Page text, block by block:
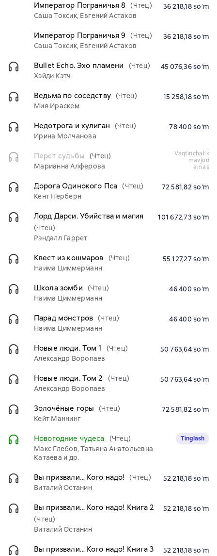
Император Пограничья 8
(Чтец)
Саша Токсик, Евгений Астахов
36 218,18 soʻm
Император Пограничья 9
(Чтец)
Саша Токсик, Евгений Астахов
36 218,18 soʻm
Bullet Echo. Эхо пламени
(Чтец)
Хэйди Кэтч
45 076,36 soʻm
Ведьма по соседству (Чтец)
Мия Ираскем
15 258,18 soʻm
Недотрога и хулиган
(Чтец)
Ирина Молчанова
78 400 soʻm
Перст судьбы
(Чтец)
Марианна Алферова
vaqtinchalik
mavjud
emas
Дорога Одинокого Пса (Чтец)
Кент Нерберн
72 581,82 soʻm
Лорд Дарси. Убийства и магия
(Чтец)
Рэндалл Гаррет
101 672,73 soʻm
Квест из кошмаров
(Чтец)
Наима Циммерманн
55 127,27 soʻm
Школа зомби
(Чтец)
Наима Циммерманн
46 400 soʻm
Парад монстров (Чтец)
Наима Циммерманн
46 400 soʻm
Новые люди. Том 1
(Чтец)
Александр Воропаев
50 763,64 soʻm
Новые люди. Том 2
(Чтец)
Александр Воропаев
50 763,64 soʻm
Золочёные горы
(Чтец)
Кейт Маннинг
72 581,82 soʻm
Новогодние чудеса
(Чтец)
Макс Глебов, Татьяна Анатольевна
Катаева и др.
Tinglash
Вы призвали… Кого надо!
(Чтец)
Виталий Останин
52 218,18 soʻm
Вы призвали… Кого надо! Книга 2
(Чтец)
Виталий Останин
52 218,18 soʻm
Вы призвали… Кого надо! Книга 3 52 218,18 soʻm